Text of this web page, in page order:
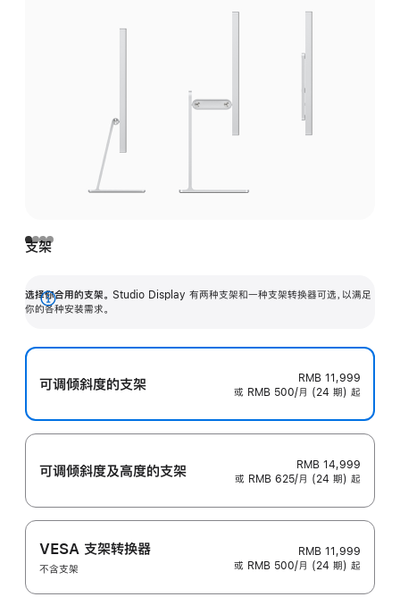
支架
选择你合用的支架。 Studio Display 有两种支架和一种支架转换器可选，以满足
你的各种安装需求。
展
可调倾斜度的支架
RMB 11,999
或 RMB 500/月 (24 期) 起
可调倾斜度及高‍度的支‍架
RMB 14,999
或 RMB 625/月 (24 期) 起
VESA 支架转换器
不含支架
RMB 11,999
或 RMB 500/月 (24 期) 起